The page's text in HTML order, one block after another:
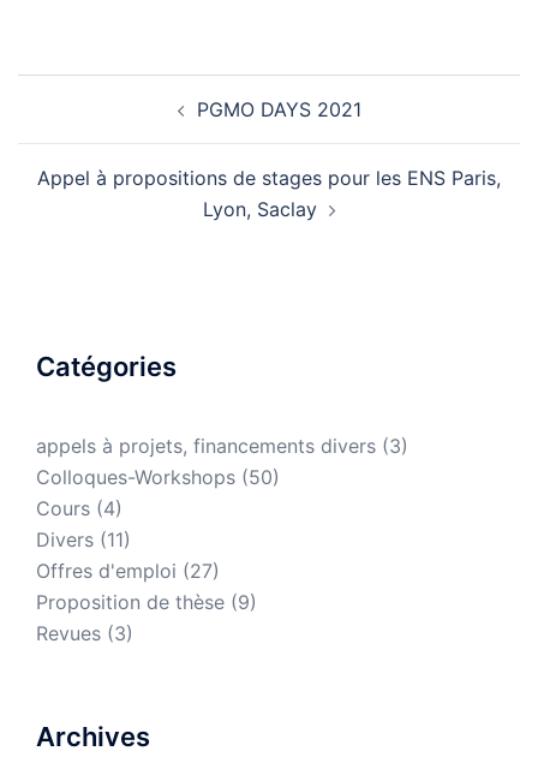
PGMO DAYS 2021
Appel à propositions de stages pour les ENS Paris,
Lyon, Saclay
Catégories
appels à projets, financements divers (3)
Colloques-Workshops (50)
Cours (4)
Divers (11)
Offres d'emploi (27)
Proposition de thèse (9)
Revues (3)
Archives